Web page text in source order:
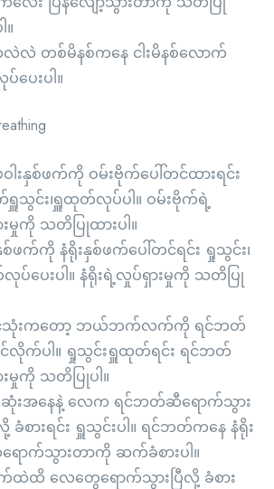
လဲ တစ်မိနစ်ကနေ ငါးမိနစ်လောက်
ေးပါ။
းနှစ်ဖက်ကို ဝမ်းဗိုက်ပေါ်တင်ထားရင်း
သွင်း၊ရှူထုတ်လုပ်ပါ။ ဝမ်းဗိုက်ရဲ့
မှုကို သတိပြုထားပါ။
က်ကို နံရိုးနှစ်ဖက်ပေါ်တင်ရင်း ရှုသွင်း၊
ပ်ပေးပါ။ နံရိုးရဲ့လှုပ်ရှားမှုကို သတိပြု
းကတော့ ဘယ်ဘက်လက်ကို ရင်ဘတ်
င်လိုက်ပါ။ ရှုသွင်းရှူထုတ်ရင်း ရင်ဘတ်
မှုကို သတိပြုပါ။
ဆုံးအနေနဲ့ လေက ရင်ဘတ်ဆီရောက်သွား
စားရင်း ရှူသွင်းပါ။ ရင်ဘတ်ကနေ နံရိုး
ာက်သွားတာကို ဆက်ခံစားပါ။
ထဲထိ လေတွေရောက်သွားပြီလို့ ခံစား